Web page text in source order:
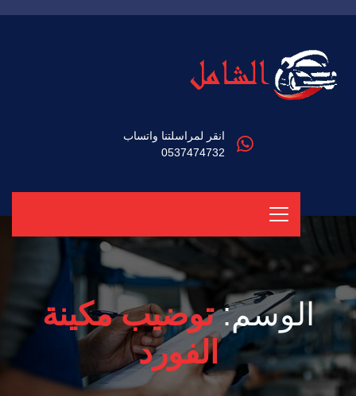
انقر لمراسلتنا واتساب
0537474732
الوسم:توضيب مكينة
الفورد